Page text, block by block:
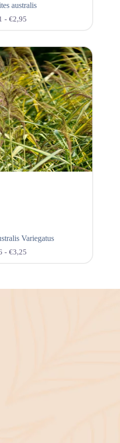
australis
- €2,95
Variegatus
- €3,25